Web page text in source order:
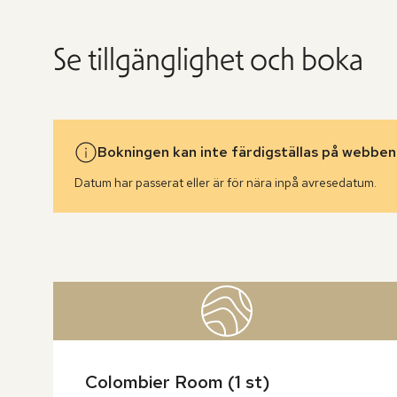
Se tillgänglighet och boka
Bokningen kan inte färdigställas på
Datum har passerat eller är för nära inpå avresedatum.
Hoppa
Colombier Room (1 st)